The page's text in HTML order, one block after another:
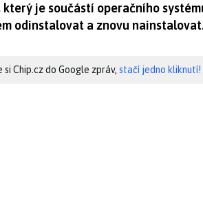
je součástí operačního
odinstalovat a znovu
Chip.cz do Google zpráv, stačí jedno kliknutí!